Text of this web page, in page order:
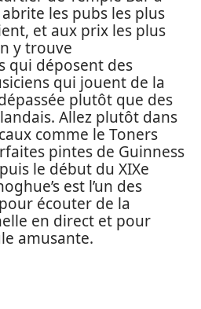
les pubs les plus
et aux prix les plus
y trouve
qui déposent des
qui jouent de la
plutôt que des
Allez plutôt dans
comme le Toners
pintes de Guinness
le début du XIXe
est l’un des
écouter de la
en direct et pour
amusante.